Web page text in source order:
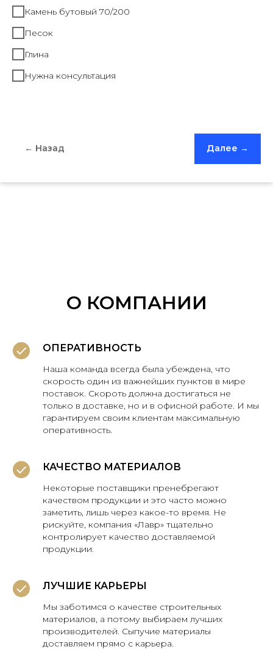
Камень бутовый 70/200
Песок
Глина
Нужна консультация
← Назад Далее →
О КОМПАНИИ
ОПЕРАТИВНОСТЬ
Наша команда всегда была убеждена, что
скорость один из важнейших пунктов в мире
поставок. Скороть должна достигаться не
только в доставке, но и в офисной работе. И мы
гарантируем своим клиентам максимальную
оперативность.
КАЧЕСТВО МАТЕРИАЛОВ
Некоторые поставщики пренебрегают
качеством продукции и это часто можно
заметить, лишь через какое-то время. Не
рискуйте, компания «Лавр» тщательно
контролирует качество доставляемой
продукции.
ЛУЧШИЕ КАРЬЕРЫ
Мы заботимся о качестве строительных
материалов, а потому выбираем лучших
производителей. Сыпучие материалы
доставляем прямо с карьера.